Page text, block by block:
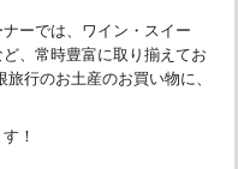
ーでは、ワイン・スイー
、常時豊富に取り揃えてお
行のお土産のお買い物に、
！